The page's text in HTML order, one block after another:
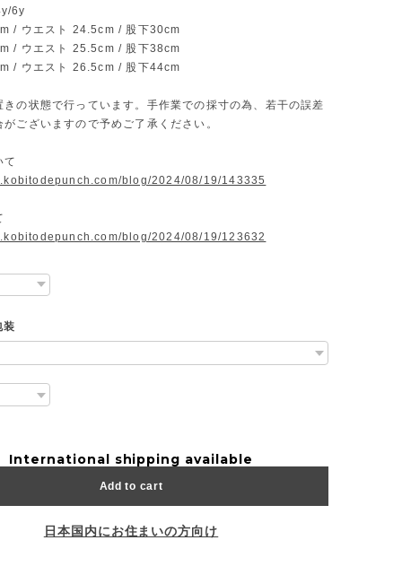
6y
/ ウエスト 24.5cm / 股下30cm
/ ウエスト 25.5cm / 股下38cm
/ ウエスト 26.5cm / 股下44cm
の状態で行っています。手作業での採寸の為、若干の誤差
ございますので予めご了承ください。
て
blog/2024/08/19/143335
blog/2024/08/19/123632
装
International shipping available
Add to cart
日本国内にお住まいの方向け